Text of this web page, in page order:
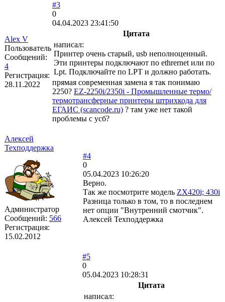
Alex V
Пользователь
Сообщений:
4
Регистрация:
28.11.2022
#3
0
04.04.2023 23:41:50
Цитата
написал:
Принтер очень старый, usb неполноценный.
Эти принтеры подключают по ethrernet или по
Lpt. Подключайте по LPT и должно работать.
прямая современная замена я так понимаю
2250? EZ-2250i/2350i - Промышленные термо/
термотрансферные принтеры штрихкода для
ЕГАИС (scancode.ru) ? там уже нет такой
проблемы с усб?
Алексей
Техподдержка
Администратор
Сообщений: 566
Регистрация:
15.02.2012
#4
0
05.04.2023 10:26:20
Верно.
Так же посмотрите модель ZX420i; 430i
Разница только в том, то в последнем
нет опции "Внутренний смотчик".
Алексей Техподдержка
#5
0
05.04.2023 10:28:31
Цитата
написал: